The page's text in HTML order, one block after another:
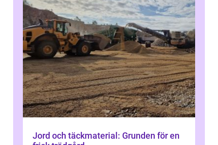
Jord och täckmaterial: Grunden för en